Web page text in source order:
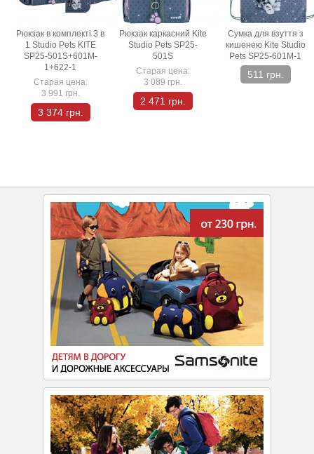
Рюкзак в комплекті 3 в
1 Studio Pets KITE
SP25-501S+601M-
1+622-1
Старая цена:
3 991 грн.
3 374 грн.
Рюкзак каркасний Kite
Studio Pets SP25-
501S
Старая цена:
3 089 грн.
2 471 грн.
Сумка для взуття з
кишенею Kite Studio
Pets SP25-601M-1
511 грн.